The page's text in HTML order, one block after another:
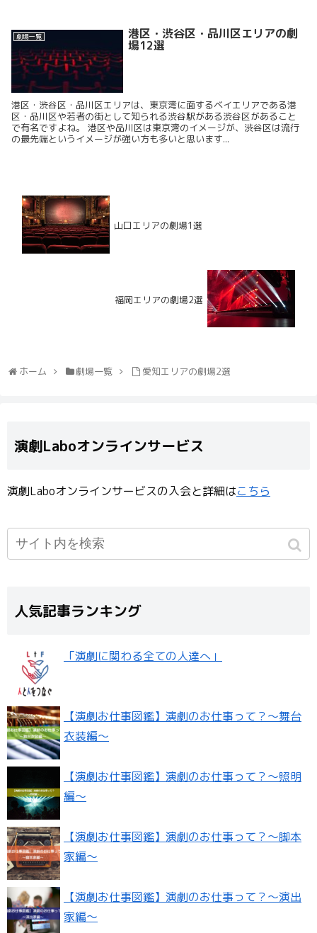
劇場一覧 港区・渋谷区・品川区エリアの劇
場12選
港区・渋谷区・品川区エリアは、東京湾に面するベイエリアである港
区・品川区や若者の街として知られる渋谷駅がある渋谷区があること
で有名ですよね。 港区や品川区は東京湾のイメージが、渋谷区は流行
の最先端というイメージが強い方も多いと思います...
山口エリアの劇場1選
福岡エリアの劇場2選
ホーム 劇場一覧 愛知エリアの劇場2選
演劇Laboオンラインサービス
演劇Laboオンラインサービスの入会と詳細はこちら
人気記事ランキング
「演劇に関わる全ての人達へ」
【演劇お仕事図鑑】演劇のお仕事って？〜舞台
衣装編〜
【演劇お仕事図鑑】演劇のお仕事って？〜照明
編〜
【演劇お仕事図鑑】演劇のお仕事って？〜脚本
家編〜
【演劇お仕事図鑑】演劇のお仕事って？〜演出
家編〜